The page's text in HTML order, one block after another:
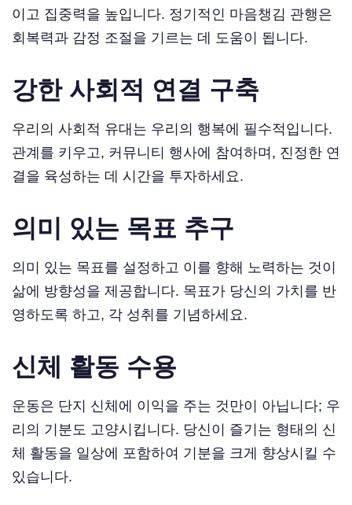
이고 집중력을 높입니다. 정기적인 마음챙김 관행은
회복력과 감정 조절을 기르는 데 도움이 됩니다.
강한 사회적 연결 구축
우리의 사회적 유대는 우리의 행복에 필수적입니다.
관계를 키우고, 커뮤니티 행사에 참여하며, 진정한 연
결을 육성하는 데 시간을 투자하세요.
의미 있는 목표 추구
의미 있는 목표를 설정하고 이를 향해 노력하는 것이
삶에 방향성을 제공합니다. 목표가 당신의 가치를 반
영하도록 하고, 각 성취를 기념하세요.
신체 활동 수용
운동은 단지 신체에 이익을 주는 것만이 아닙니다; 우
리의 기분도 고양시킵니다. 당신이 즐기는 형태의 신
체 활동을 일상에 포함하여 기분을 크게 향상시킬 수
있습니다.